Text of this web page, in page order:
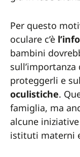
Per questo
oculare c’è
bambini
proteggerli e
oculistiche.
famiglia, ma
alcune
istituti materni